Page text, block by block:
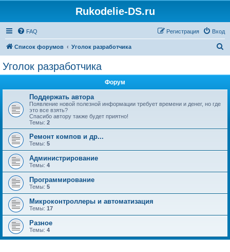
Rukodelie-DS.ru
FAQ Вход
Регистрация
Список форумов Уголок разработчика
Уголок разработчика
Форум
Поддержать автора
Появление новой полезной информации требует времени и денег, но где
это все взять?
Спасибо автору также будет приятно!
Темы: 2
Ремонт компов и др...
Темы: 5
Администрирование
Темы: 4
Программирование
Темы: 5
Микроконтроллеры и автоматизация
Темы: 17
Разное
Темы: 4